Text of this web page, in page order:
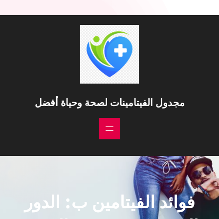
مجدول الفيتامينات لصحة وحياة أفضل
فوائد الفيتامين ب: الدور